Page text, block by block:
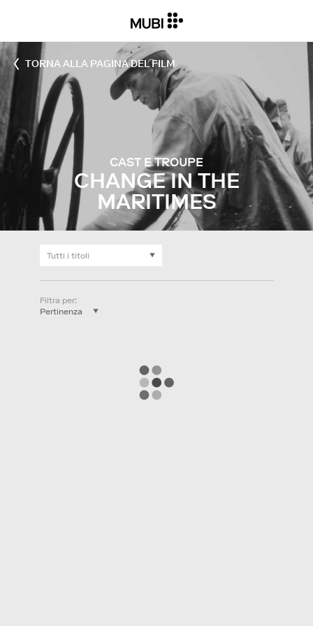
TORNA ALLA PAGINA DEL FILM
CHANGE IN THE
MARITIMES
CAST E TROUPE
Filtra per: